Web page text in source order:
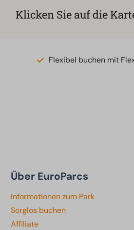
Klicken Sie auf die
Flexibel buchen mit
Über EuroParcs
Informationen zum Park
Sorglos buchen
Affiliate